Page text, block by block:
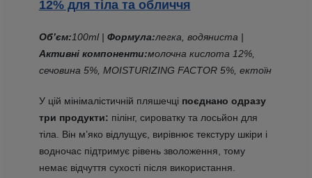
12% для тіла та обличчя
Об’єм:100ml | Формула:легка, водяниста |
Активні компоненти:молочна кислота 12%,
сечовина 5%, MOISTURIZING FACTOR 5%, ектоїн
У цій мінімалістичній пляшечці поєднано одразу
три продукти: пілінг, сироватку та лосьйон для
тіла. Він м’яко відлущує, вирівнює текстуру шкіри і
водночас підтримує рівень зволоження, тому
немає відчуття сухості після використання.